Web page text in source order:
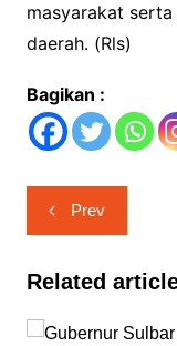
masyarakat
daerah. (Rls)
Bagikan :
Navigasi
pos
Prev
Related